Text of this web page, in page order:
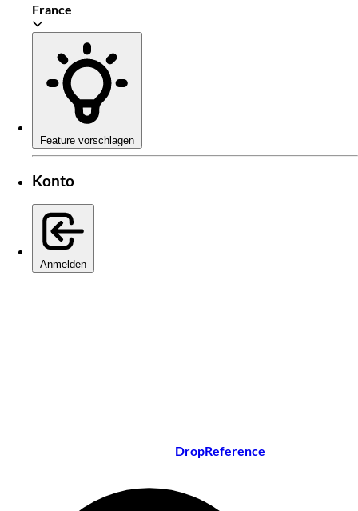
France
Feature vorschlagen
Konto
Anmelden
DropReference